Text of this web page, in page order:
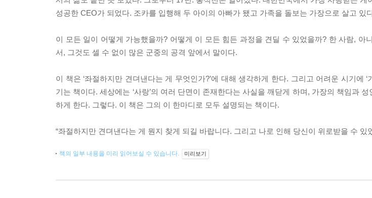
성공한 CEO가 되었다. 조카를 입행해 두 아이의 아빠가 됐고 가족을 돌보는 가장으로 살고 있
이 모든 일이 어떻게 가능했을까? 어떻게 이 모든 힘든 과정을 견딜 수 있었을까? 한 사람, 아
서, 그것도 셀 수 없이 많은 군중의 공격 앞에서 말이다.
이 책은 ‘좌절하지만 견뎌낸다는 게 무엇인가?’에 대해 생각하게 한다. 그리고 어려운 시기에
기는 책이다. 세상에는 ‘사랑’의 여러 단면이 존재한다는 사실을 깨닫게 하며, 가장의 책임과
하게 한다. 그렇다. 이 책은 그의 이 한마디로 모두 설명되는 책이다.
“좌절하지만 견뎌낸다는 게 뭔지 찾게 되길 바랍니다. 그리고 나로 인해 당신이 위로받을 수 있
책의 일부 내용을 미리 읽어보실 수 있습니다. 미리보기